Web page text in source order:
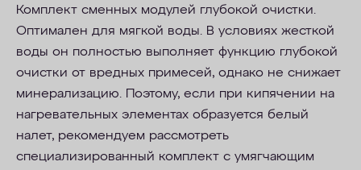
Комплект сменных модулей глубокой очистки.
Оптимален для мягкой воды. В условиях жесткой
воды он полностью выполняет функцию глубокой
очистки от вредных примесей, однако не снижает
минерализацию. Поэтому, если при кипячении на
нагревательных элементах образуется белый
налет, рекомендуем рассмотреть
специализированный комплект с умягчающим